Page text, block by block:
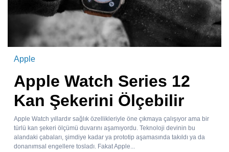
Apple
Apple Watch Series 12
Kan Şekerini Ölçebilir
Apple Watch yıllardır sağlık özellikleriyle öne çıkmaya çalışıyor ama bir
türlü kan şekeri ölçümü duvarını aşamıyordu. Teknoloji devinin bu
alandaki çabaları, şimdiye kadar ya prototip aşamasında takıldı ya da
donanımsal engellere tosladı. Fakat Apple...